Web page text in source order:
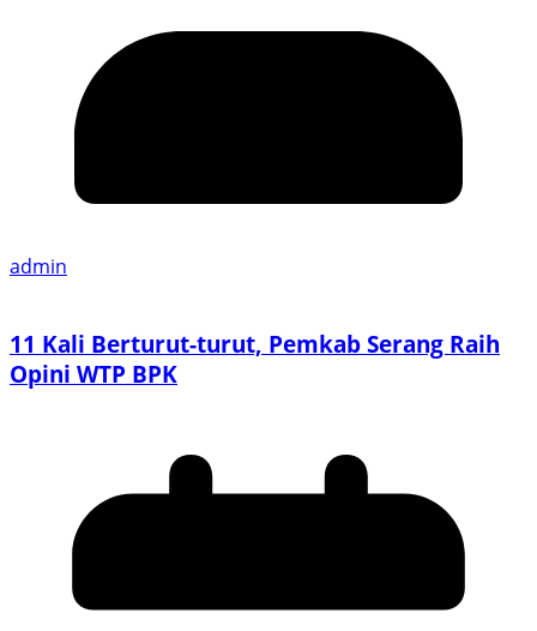
admin
11 Kali Berturut-turut, Pemkab Serang Raih
Opini WTP BPK